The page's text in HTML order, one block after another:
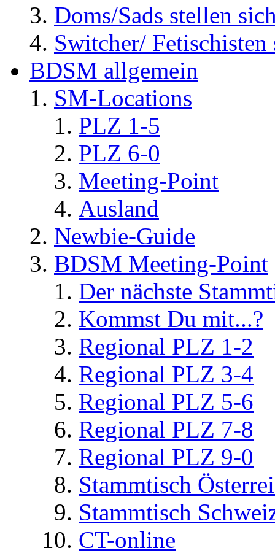
Doms/Sads stellen
Switcher/
BDSM allgemein
SM-Locations
PLZ 1-5
PLZ 6-0
Meeting-Point
Ausland
Newbie-Guide
BDSM Meeting-Point
Der nächste
Kommst Du mit...?
Regional PLZ 1-2
Regional PLZ 3-4
Regional PLZ 5-6
Regional PLZ 7-8
Regional PLZ 9-0
Stammtisch
Stammtisch
CT-online